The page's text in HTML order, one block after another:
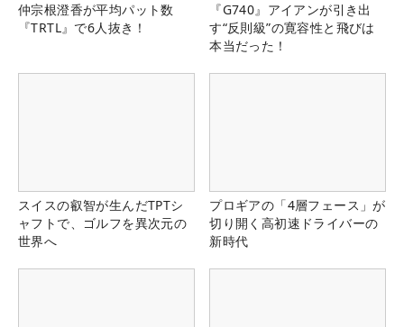
仲宗根澄香が平均パット数
『TRTL』で6人抜き！
『G740』アイアンが引き出
す“反則級”の寛容性と飛びは
本当だった！
スイスの叡智が生んだTPTシ
ャフトで、ゴルフを異次元の
世界へ
プロギアの「4層フェース」が
切り開く高初速ドライバーの
新時代